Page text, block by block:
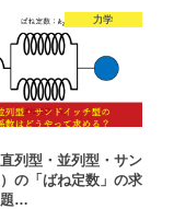
力学
列型・並列型・サン
の「ばね定数」の求
題…